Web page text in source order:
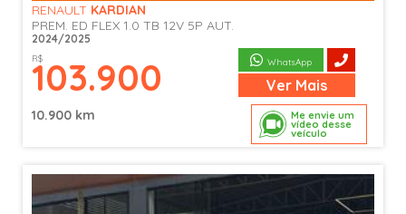
Me envie um
vídeo desse
veículo
RENAULT KARDIAN
PREM. ED FLEX 1.0 TB 12V 5P AUT.
2024/2025
R$
103.900 WhatsApp
Ver Mais
10.900 km